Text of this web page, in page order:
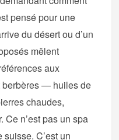
pensé pour une
du désert ou d’un
mêlent
aux
berbères — huiles de
chaudes,
Ce n’est pas un spa
C’est un